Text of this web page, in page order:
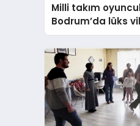
Milli takım
Bodrum’da lüks